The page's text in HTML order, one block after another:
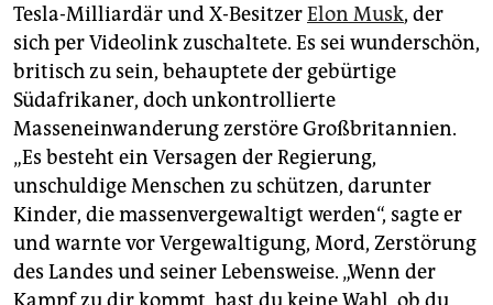
Tesla-Milliardär und X-BesitzerElon Musk, der
sich per Videolink zuschaltete. Es sei wunderschön,
britisch zu sein, behauptete der gebürtige
Südafrikaner, doch unkontrollierte
Masseneinwanderung zerstöre Großbritannien.
„Es besteht ein Versagen der Regierung,
unschuldige Menschen zu schützen, darunter
Kinder, die massenvergewaltigt werden“, sagte er
und warnte vor Vergewaltigung, Mord, Zerstörung
des Landes und seiner Lebensweise. „Wenn der